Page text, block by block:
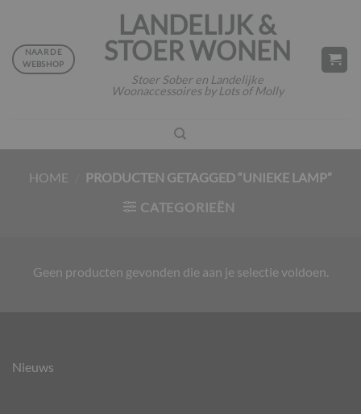
inhoud
LANDELIJK &
STOER WONEN
Stoer Sober en Landelijke
Woonaccessoires by Lots of Molly
NAAR DE
WEBSHOP
HOME
PRODUCTEN GETAGGED “UNIEKE LAMP”
CATEGORIEËN
Geen producten gevonden die aan je selectie voldoen.
Nieuws